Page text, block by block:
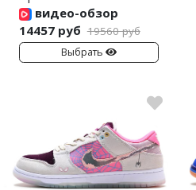
видео-обзор
14457 руб 19560 руб
Выбрать